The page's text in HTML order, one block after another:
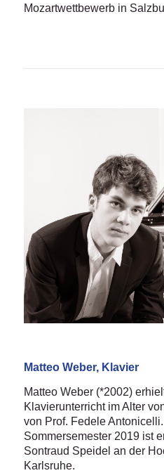
Mozartwettbewerb in
Matteo Weber, Klavier
Matteo Weber (*2002)
Klavierunterricht im Alter
von Prof. Fedele
Sommersemester 2019 ist
Sontraud Speidel an der
Karlsruhe.